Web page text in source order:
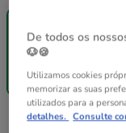
100 g
(9.90€ / kg)
Preço 0.99€, 9.90
0.99€ (9.90€ / kg)
De todos os
🐶🍪
Utilizamos cookies
memorizar as suas
utilizados para a
detalhes. Consulte